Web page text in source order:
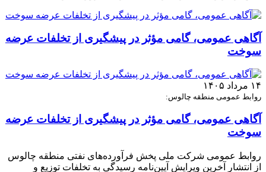
آگاهی عمومی، گامی مؤثر در پیشگیری از تخلفات عرضه
سوخت
۱۴ مرداد ۱۴۰۵
روابط عمومی منطقه چالوس:
آگاهی عمومی، گامی مؤثر در پیشگیری از تخلفات عرضه
سوخت
روابط عمومی شرکت ملی پخش فرآورده‌های نفتی منطقه چالوس
از انتشار آخرین ویرایش آیین‌نامه رسیدگی به تخلفات توزیع و